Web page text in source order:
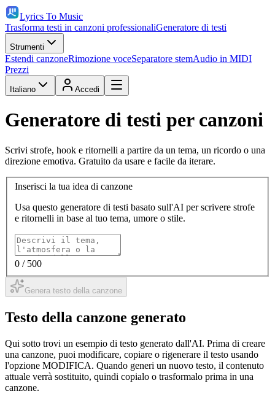
Lyrics To Music
Trasforma testi in canzoni professionaliGeneratore di testi
Strumenti
Estendi canzoneRimozione voceSeparatore stemAudio in MIDI
Prezzi
Italiano Accedi
Generatore di testi per canzoni
Scrivi strofe, hook e ritornelli a partire da un tema, un ricordo o una
direzione emotiva. Gratuito da usare e facile da iterare.
Inserisci la tua idea di canzone
Usa questo generatore di testi basato sull'AI per scrivere strofe
e ritornelli in base al tuo tema, umore o stile.
0 / 500
Genera testo della canzone
Testo della canzone generato
Qui sotto trovi un esempio di testo generato dall'AI. Prima di creare
una canzone, puoi modificare, copiare o rigenerare il testo usando
l'opzione MODIFICA. Quando generi un nuovo testo, il contenuto
attuale verrà sostituito, quindi copialo o trasformalo prima in una
canzone.